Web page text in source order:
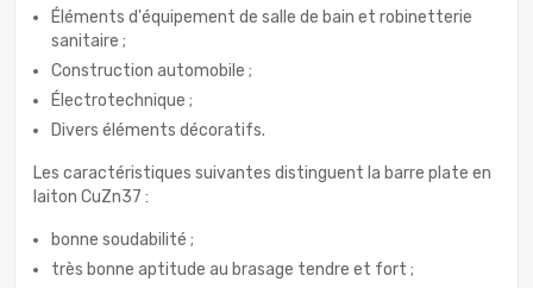
Éléments d'équipement de salle de bain et robinetterie
sanitaire ;
Construction automobile ;
Électrotechnique ;
Divers éléments décoratifs.
Les caractéristiques suivantes distinguent la barre plate en
laiton CuZn37 :
bonne soudabilité ;
très bonne aptitude au brasage tendre et fort ;